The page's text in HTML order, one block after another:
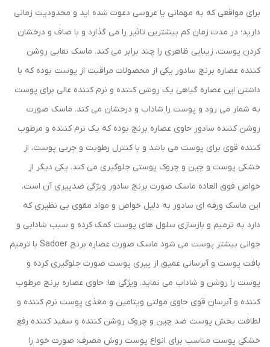
برای مواقعی که به مهمانی یا عروسی دعوت شده اید و محدودیت زمانی
دارید؛ در مدت زمان کم بیشترین تاثیر را می گذارد و با صاف و درخشان
کردن پوست، زیبایی ظاهری را چند برابر می کند. ماسک نقابی روشن
کننده عصاره برنج سادور یکی از محصولات مراقبت از پوست بوده که با
داشتن این عصاره گیاهی یک روشن کننده و نرم کننده عالی برای پوست
به شمار می رود و پوست را شاداب و درخشان می کند. ماسک صورت
روشن کننده سادور حاوی عصاره برنج بوده که یک نرم کننده و مرطوب
کننده قوی برای پوست می باشد و با کنترل رطوبت و چربی پوست، از
خشکی پوست و چین و چروک پوستی جلوگیری می کند. یکی دیگر از
خواص فوق العاده ماسک صورت برنج سادور ویژگی ضدپیری آن است،
این ماسک ورقه ای سادور به دلیل خواص و مواد مقوی بی نظیری که
دارد به ترمیم و بازسازی سلول های پوست کمک کرده و سبب شادابی و
جوانی بیشتر پوست می شود ماسک صورت عصاره برنج Sadoer با ترمیم
بافت پوست و آبرسانی عمیق از پیری پوست صورت جلوگیری کرده و
پوست را روشن و شاداب می نماید. ویژگی ها: حاوی عصاره برنج مرطوب
کننده و آبرسان قوی حاوی مولتی ویتامین و مغذی پوست نرم کننده و
لطافت بخش پوست ضد چین و چروک روشن کننده و سفید کننده رفع
خشکی پوست مناسب برای انواع پوست روش مصرف: صورت خود را